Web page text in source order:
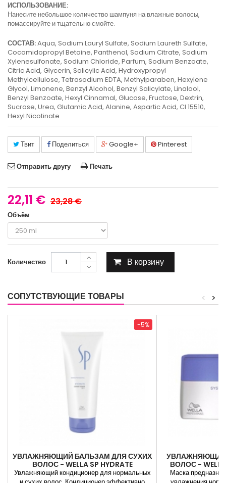
ИСПОЛЬЗОВАНИЕ:
Нанесите небольшое количество шампуня на влажные волосы,
помассируйте и тщательно смойте.
СОСТАВ:Aqua, Sodium Lauryl Sulfate, Sodium Laureth Sulfate,
Cocamidopropyl Betaine, Panthenol, Sodium Citrate, Sodium
Xylenesulfonate, Sodium Chloride, Parfum, Sodium Benzoate,
Citric Acid, Glycerin, Salicylic Acid, Hydroxypropyl
Methylcellulose, Tetrasodium EDTA, Methylparaben, Hexylene
Glycol, Limonene, Benzyl Alcohol, Benzyl Salicylate, Linalool,
Benzyl Benzoate, Hexyl Cinnamal, Glucose, Fructose, Dextrin,
Sucrose, Urea, Glutamic Acid, Alanine, Aspartic Acid, CI 15510,
Hexyl Nicotinate
Твит Поделиться Google+ Pinterest
Отправить другу Печать
22,11 € 23,28 €
Объём
Количество В корзину
СОПУТСТВУЮЩИЕ ТОВАРЫ >
<
УВЛАЖНЯЮЩИЙ БАЛЬЗАМ ДЛЯ СУХИХ
ВОЛОС - WELLA SP HYDRATE
CONDITIONER
Увлажняющий кондиционер для нормальных
-5%
УВЛАЖНЯЮЩАЯ
ВОЛОС - WELLA
Маска